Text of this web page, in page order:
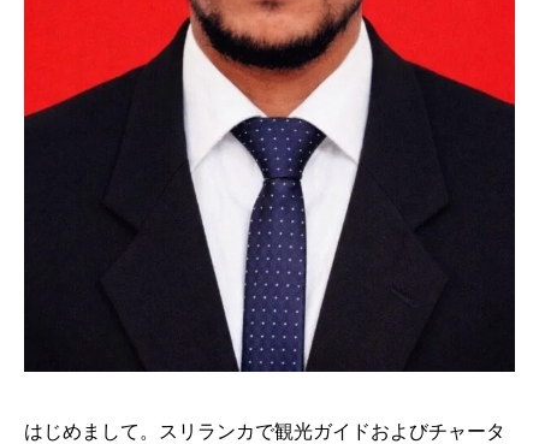
はじめまして。スリランカで観光ガイドおよびチャータ